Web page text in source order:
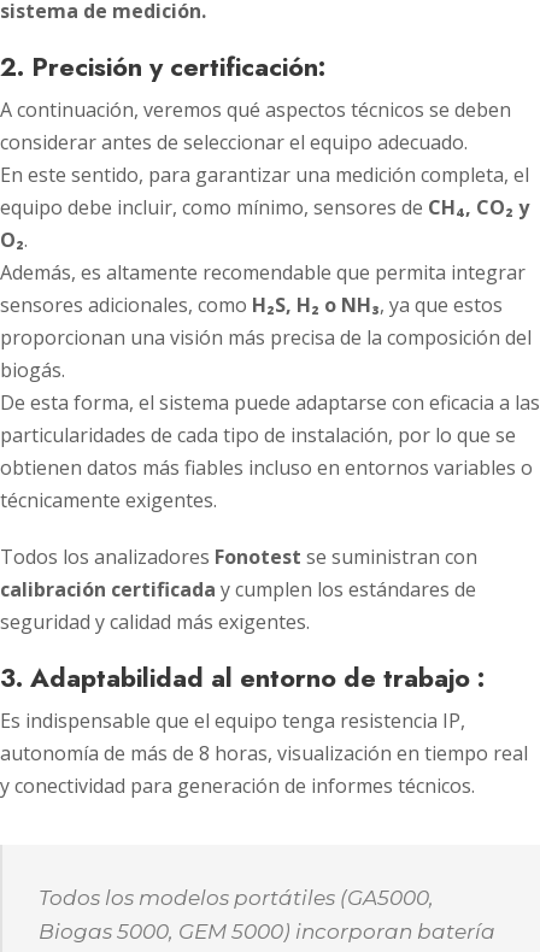
sistema de medición.
2. Precisión y certificación:
A continuación, veremos qué aspectos técnicos se deben
considerar antes de seleccionar el equipo adecuado.
En este sentido, para garantizar una medición completa, el
equipo debe incluir, como mínimo, sensores de CH₄, CO₂ y
O₂.
Además, es altamente recomendable que permita integrar
sensores adicionales, como H₂S, H₂ o NH₃, ya que estos
proporcionan una visión más precisa de la composición del
biogás.
De esta forma, el sistema puede adaptarse con eficacia a las
particularidades de cada tipo de instalación, por lo que se
obtienen datos más fiables incluso en entornos variables o
técnicamente exigentes.
Todos los analizadores Fonotest se suministran con
calibración certificada y cumplen los estándares de
seguridad y calidad más exigentes.
3. Adaptabilidad al entorno de trabajo :
Es indispensable que el equipo tenga resistencia IP,
autonomía de más de 8 horas, visualización en tiempo real
y conectividad para generación de informes técnicos.
Todos los modelos portátiles (GA5000,
Biogas 5000, GEM 5000) incorporan batería